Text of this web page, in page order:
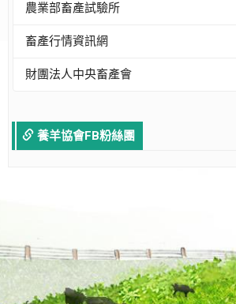
農業部畜產試驗所
畜產行情資訊網
財團法人中央畜產會
養羊協會FB粉絲團